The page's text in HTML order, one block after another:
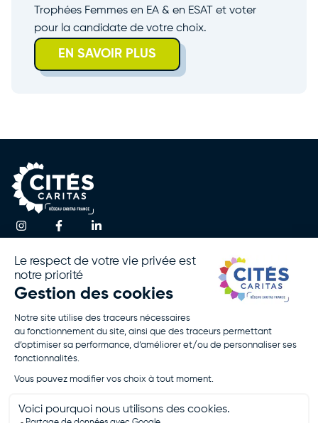
Trophées Femmes en EA & en ESAT et voter
pour la candidate de votre choix.
EN SAVOIR PLUS
Notre
Association
Activités
Agir Avec
Nous
Rejoignez-
Je Fais Un
Presse
D’activité
Politique De
Mentions
Contactez-nous
!